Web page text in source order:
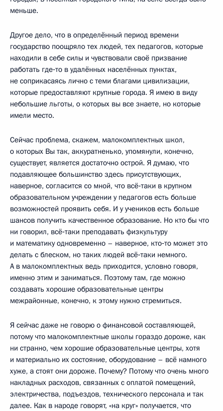
меньше.
Другое дело, что в определённый период времени
государство поощряло тех людей, тех педагогов, которые
находили в себе силы и чувствовали своё призвание
работать где‑то в удалённых населённых пунктах,
не соприкасаясь лично с теми благами цивилизации,
которые предоставляют крупные города. Я имею в виду
небольшие льготы, о которых вы все знаете, но которые
имели место.
Сейчас проблема, скажем, малокомплектных школ,
о которых Вы так, аккуратненько, упомянули, конечно,
существует, является достаточно острой. Я думаю, что
подавляющее большинство здесь присутствующих,
наверное, согласится со мной, что всё‑таки в крупном
образовательном учреждении у педагогов есть больше
возможностей проявить себя. И у учеников есть больше
шансов получить качественное образование. Но кто бы что
ни говорил, всё‑таки преподавать физкультуру
и математику одновременно – наверное, кто‑то может это
делать с блеском, но таких людей всё‑таки немного.
А в малокомплектных ведь приходится, условно говоря,
именно этим и заниматься. Поэтому там, где можно
создавать хорошие образовательные центры
межрайонные, конечно, к этому нужно стремиться.
Я сейчас даже не говорю о финансовой составляющей,
потому что малокомплектные школы гораздо дороже, как
ни странно, чем хорошие образовательные центры, хотя
и материально их состояние, оборудование – всё намного
хуже, а стоят они дороже. Почему? Потому что очень много
накладных расходов, связанных с оплатой помещений,
электричества, подъездов, технического персонала и так
далее. Как в народе говорят, «на круг» получается, что